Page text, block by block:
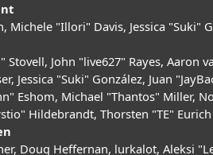
Michele "Illori" Davis, Jessica "Suki"
Stovell, John "live627" Rayes,
Jessica "Suki" González, Juan
Eshom, Michael "Thantos" Miller,
Hildebrandt, Thorsten "TE"
Doug Heffernan, lurkalot, Aleksi